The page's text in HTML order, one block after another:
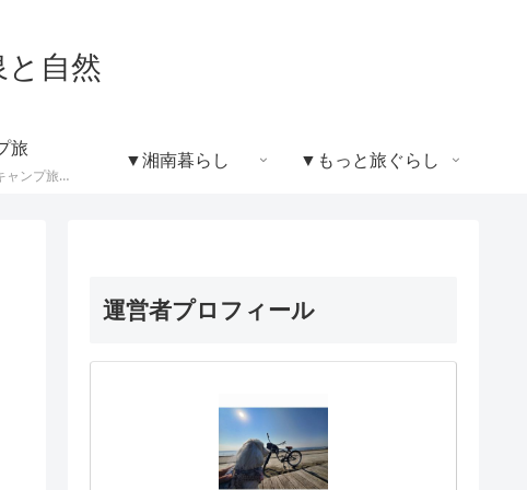
と自然
旅
自然の中で楽しむキャンプ旅の記録です。キャンプ場のレビュー、アウトドアグッズ紹介、焚き火や自然体験など、旅先での外遊びの魅力をお届けします。
▼湘南暮らし ▼もっと旅ぐらし
運営者プロフィール